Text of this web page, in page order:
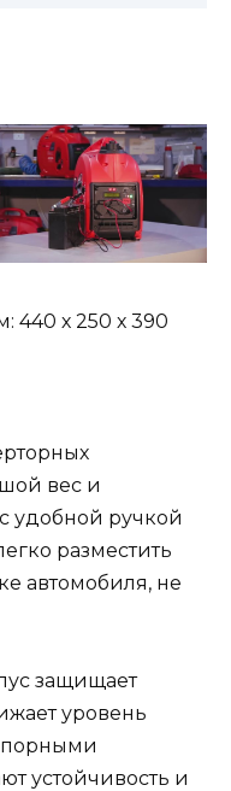
440 х 250 х 390
вес и
удобной ручкой
разместить
автомобиля, не
защищает
уровень
устойчивость и